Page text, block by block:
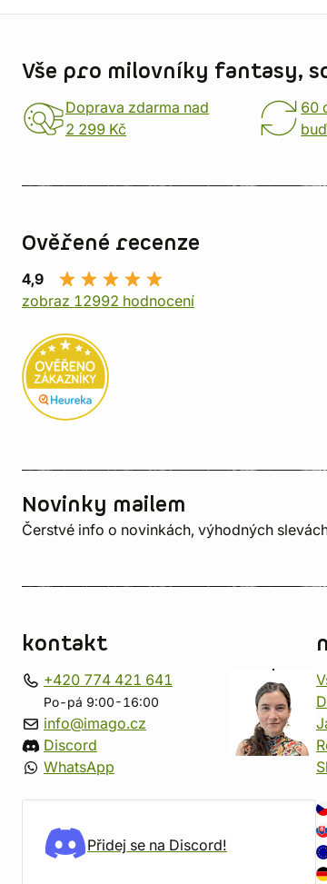
Vše pro milovníky fantasy,
Doprava zdarma nad
2 299 Kč
60
Ověřené recenze
4,9
zobraz 12992 hodnocení
Novinky mailem
Čerstvé info o novinkách, výhodných
kontakt
+420 774 421 641
Po-pá 9:00-16:00
info@imago.cz
Discord
WhatsApp
Přidej se na Discord!